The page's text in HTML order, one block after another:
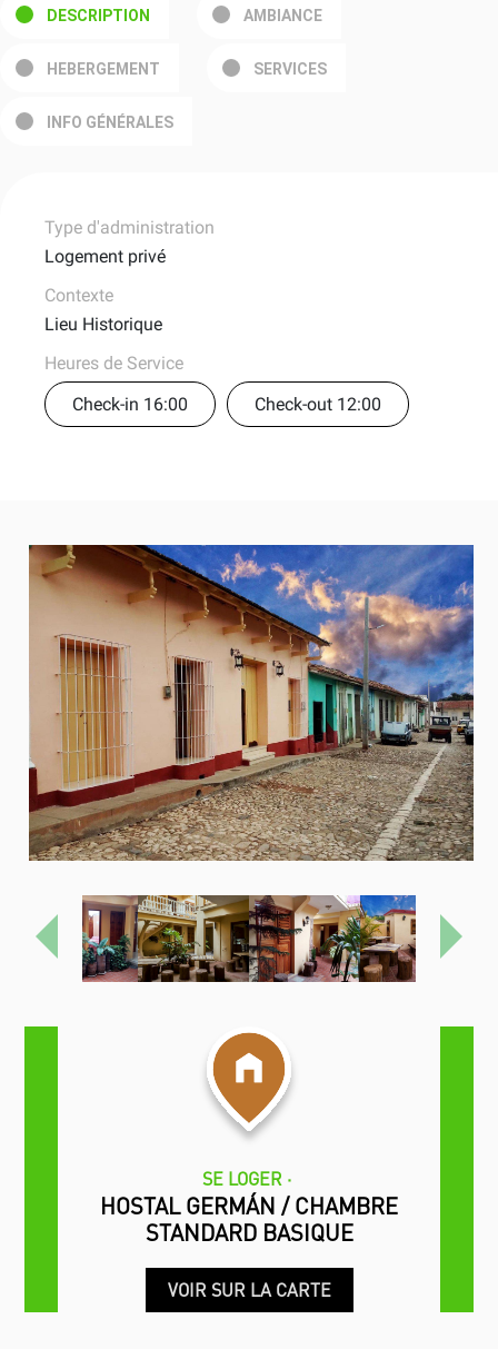
DESCRIPTION AMBIANCE
HEBERGEMENT SERVICES
INFO GÉNÉRALES
Type d'administration
Logement privé
Contexte
Lieu Historique
Heures de Service
Check-in 16:00
Check-out 12:00
Précédent
HOSTAL GERMÁN / CHAMBRE
STANDARD BASIQUE
SE LOGER
VOIR SUR LA CARTE